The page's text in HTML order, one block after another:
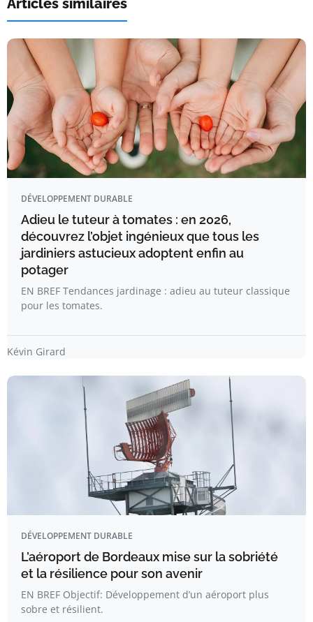
DÉVELOPPEMENT DURABLE
Adieu le tuteur à tomates : en 2026,
découvrez l’objet ingénieux que tous les
jardiniers astucieux adoptent enfin au
potager
EN BREF Tendances jardinage : adieu au tuteur classique
pour les tomates.
Kévin Girard
DÉVELOPPEMENT DURABLE
L’aéroport de Bordeaux mise sur la sobriété
et la résilience pour son avenir
EN BREF Objectif: Développement d’un aéroport plus
sobre et résilient.